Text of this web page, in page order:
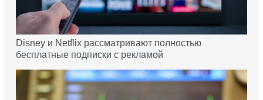
Disney и Netflix рассматривают полностью
бесплатные подписки с рекламой